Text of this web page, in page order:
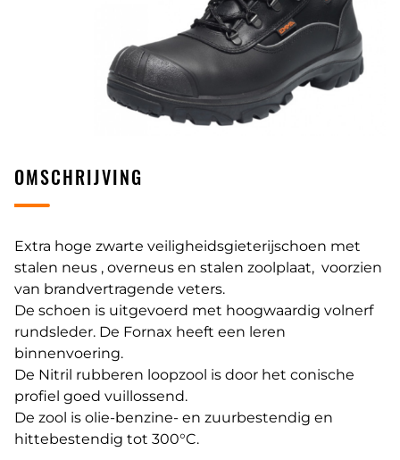
OMSCHRIJVING
Extra hoge zwarte veiligheidsgieterijschoen met
stalen neus , overneus en stalen zoolplaat, voorzien
van brandvertragende veters.
De schoen is uitgevoerd met hoogwaardig volnerf
rundsleder. De Fornax heeft een leren
binnenvoering.
De Nitril rubberen loopzool is door het conische
profiel goed vuillossend.
De zool is olie-benzine- en zuurbestendig en
hittebestendig tot 300°C.